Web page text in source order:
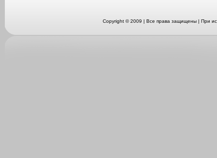
Copyright © 2009 | Все права защищены | При